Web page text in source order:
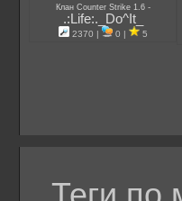
Клан Counter Strike 1.6 -
.:Life:._Do^It_
2370 | 0 | 5